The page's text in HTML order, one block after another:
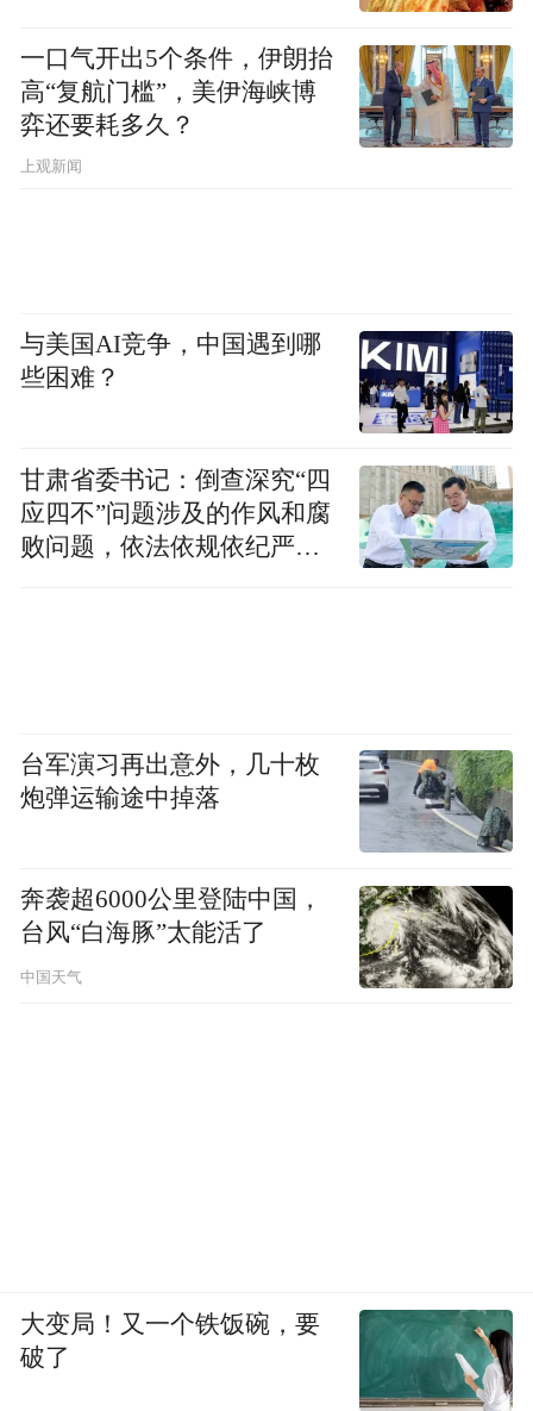
丹麦是世界上人均获诺贝尔奖最多的国家，
仅有550万人口，但有14位诺贝尔奖得主，其
中5位来自生物医药领域。麦进嘉的丹麦团队
中丹团队之间达成如此深度信任、通力协作
的伙伴关系，是我喜闻乐见的，也是中丹两
国民间合作的典范。很荣幸能见证津药集团
和相信麦进嘉签订战略合作协议，相信在这
个协议框架下双方会利用各自优势，相互促
进，为全人类开发出治愈顽疾的首创新药。
频)为凤凰网旗下自媒体平台“大风号”用户上传并发
布，本平台仅提供信息存储空间服务。
Notice: The content above (including the videos,
pictures and audios if any) is uploaded and posted
by the user of Dafeng Hao, which is a social media
platform and merely provides information storage
space services.”
一口气开出5个条件，伊朗抬
高“复航门槛”，美伊海峡博
弈还要耗多久？
上观新闻
与美国AI竞争，中国遇到哪
些困难？
甘肃省委书记：倒查深究“四
应四不”问题涉及的作风和腐
败问题，依法依规依纪严肃
台军演习再出意外，几十枚
炮弹运输途中掉落
奔袭超6000公里登陆中国，
台风“白海豚”太能活了
中国天气
大变局！又一个铁饭碗，要
破了